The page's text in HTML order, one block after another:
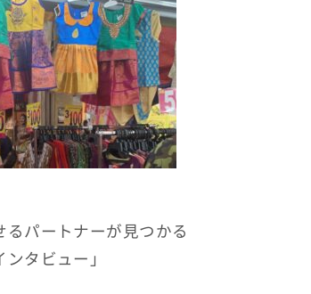
るパートナーが見つかる
ンタビュー」